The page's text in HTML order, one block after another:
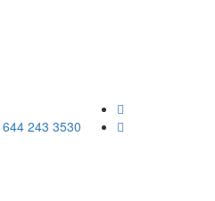
644 243 3530